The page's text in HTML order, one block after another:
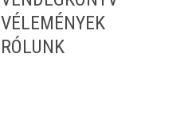
VÉLEMÉNYEK
RÓLUNK